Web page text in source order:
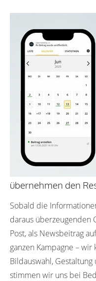
übernehmen den
Sobald die
daraus überzeugenden
Post, als Newsbeitrag
ganzen Kampagne –
Bildauswahl,
stimmen wir uns bei